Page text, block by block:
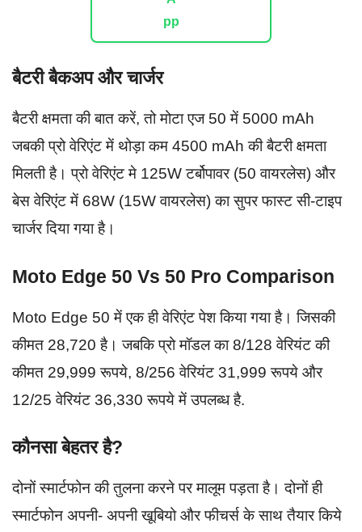
बैटरी बैकअप और चार्जर
बैटरी क्षमता की बात करें, तो मोटा एज 50 में 5000 mAh
जबकी प्रो वेरिएंट में थोड़ा कम 4500 mAh की बैटरी क्षमता
मिलती है। प्रो वेरिएंट मे 125W टर्बोपावर (50 वायरलेस) और
बेस वेरिएंट में 68W (15W वायरलेस) का सुपर फास्ट सी-टाइप
चार्जर दिया गया है।
Moto Edge 50 Vs 50 Pro Comparison
Moto Edge 50 में एक ही वेरिएंट पेश किया गया है। जिसकी
कीमत 28,720 है। जबकि प्रो मॉडल का 8/128 वेरियंट की
कीमत 29,999 रूपये, 8/256 वेरियंट 31,999 रूपये और
12/25 वेरियंट 36,330 रूपये में उपलब्ध है.
कौनसा बेहतर है?
दोनों स्मार्टफोन की तुलना करने पर मालूम पड़ता है। दोनों ही
स्मार्टफोन अपनी- अपनी खूबियो और फीचर्स के साथ तैयार किये